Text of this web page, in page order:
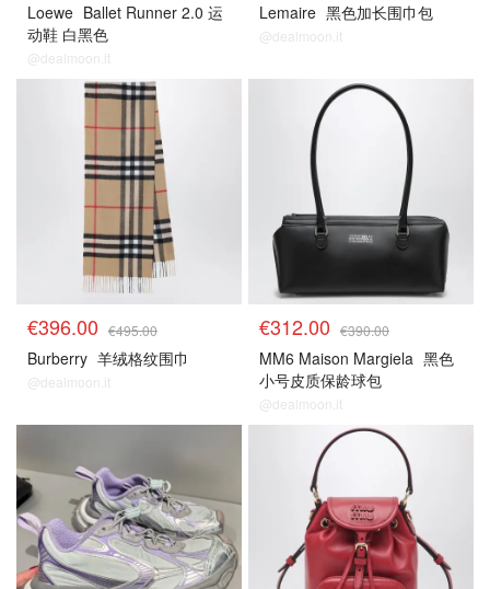
Loewe Ballet Runner 2.0 运
动鞋 白黑色
@dealmoon.it
Lemaire 黑色加长围巾包
@dealmoon.it
€396.00 €495.00
Burberry 羊绒格纹围巾
@dealmoon.it
€312.00 €390.00
MM6 Maison Margiela 黑色
小号皮质保龄球包
@dealmoon.it